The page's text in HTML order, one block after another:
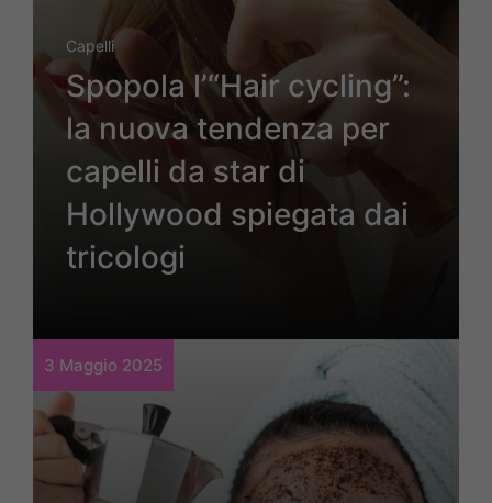
Capelli
Spopola l’“Hair cycling”:
la nuova tendenza per
capelli da star di
Hollywood spiegata dai
tricologi
3 Maggio 2025